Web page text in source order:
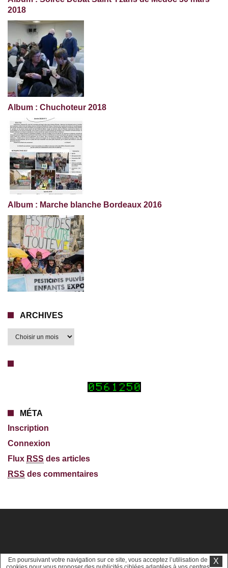
2018
Album : Chuchoteur 2018
Album : Marche blanche Bordeaux 2016
ARCHIVES
MÉTA
Inscription
Connexion
Flux RSS des articles
RSS des commentaires
En poursuivant votre navigation sur ce site, vous acceptez l’utilisation de
X